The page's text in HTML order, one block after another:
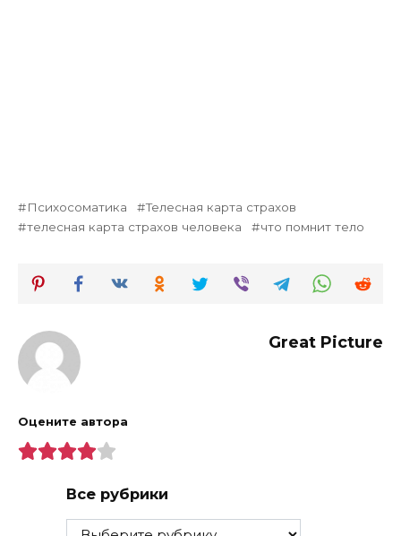
Психосоматика
Телесная карта страхов
телесная карта страхов человека
что помнит тело
Great Picture
Оцените автора
Все рубрики
Все